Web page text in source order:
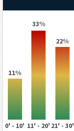
11%
33%
22%
0' - 10' 11' - 20' 21' - 30'